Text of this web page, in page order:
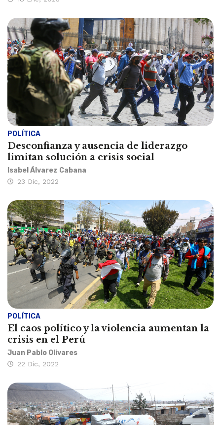
POLÍTICA
Desconfianza y ausencia de liderazgo
limitan solución a crisis social
Isabel Álvarez Cabana
23 Dic, 2022
POLÍTICA
El caos político y la violencia aumentan la
crisis en el Perú
Juan Pablo Olivares
22 Dic, 2022